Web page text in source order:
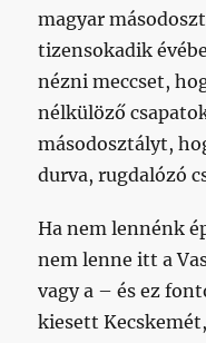
magyar
tizensokadik
nézni meccset,
nélkülöző
másodosztályt,
durva, rugdalózó
Ha nem lennénk
nem lenne itt a
vagy a – és ez
kiesett